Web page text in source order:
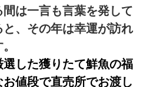
は一言も言葉を発して
、その年は幸運が訪れ
した獲りたて鮮魚の福
お値段で直売所でお渡し